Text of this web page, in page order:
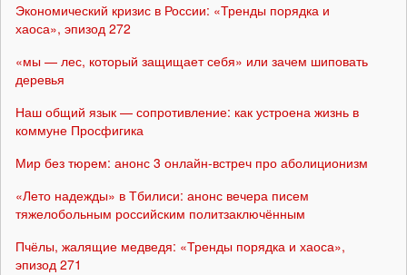
Экономический кризис в России: «Тренды порядка и
хаоса», эпизод 272
«мы — лес, который защищает себя» или зачем шиповать
деревья
Наш общий язык — сопротивление: как устроена жизнь в
коммуне Просфигика
Мир без тюрем: анонс 3 онлайн-встреч про аболиционизм
«Лето надежды» в Тбилиси: анонс вечера писем
тяжелобольным российским политзаключённым
Пчёлы, жалящие медведя: «Тренды порядка и хаоса»,
эпизод 271